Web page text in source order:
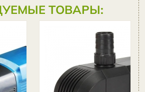
ТОВАРЫ:
Насос для
пруда и
фонтана
SunSun
JTP-5800